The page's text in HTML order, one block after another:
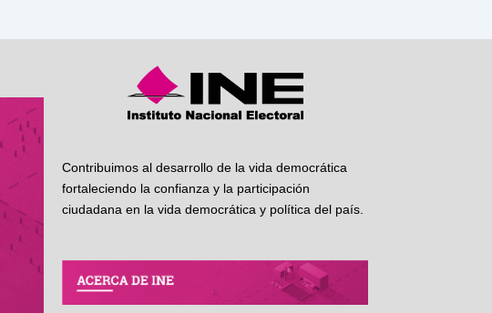
Contribuimos al desarrollo de la vida democrática
fortaleciendo la confianza y la participación
ciudadana en la vida democrática y política del país.